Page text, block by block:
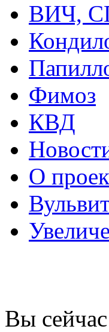
ВИЧ,
Фимоз
КВД
О
Вы